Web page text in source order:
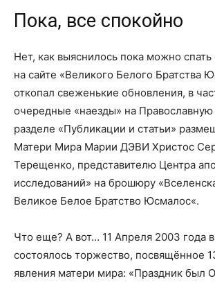
Пока, все спокойно
Нет, как выяснилось пока можно спать
на сайте «Великого Белого Братства
откопал свеженькие обновления, в
очередные «наезды» на
разделе «Публикации и статьи»
Матери Мира Марии ДЭВИ Христос
Терещенко, представителю Центра
исследований» на брошюру
Великое Белое Братство Юсмалос«.
Что еще? А вот… 11 Апреля 2003 года
состоялось торжество, посвящённое
явления матери мира: «Праздник был